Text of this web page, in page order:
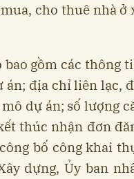
cho thuê nhà ở
gồm các thông
án; địa chỉ liên lạc,
dự án; số lượng
thúc nhận đơn
bố công khai
dựng, Ủy ban